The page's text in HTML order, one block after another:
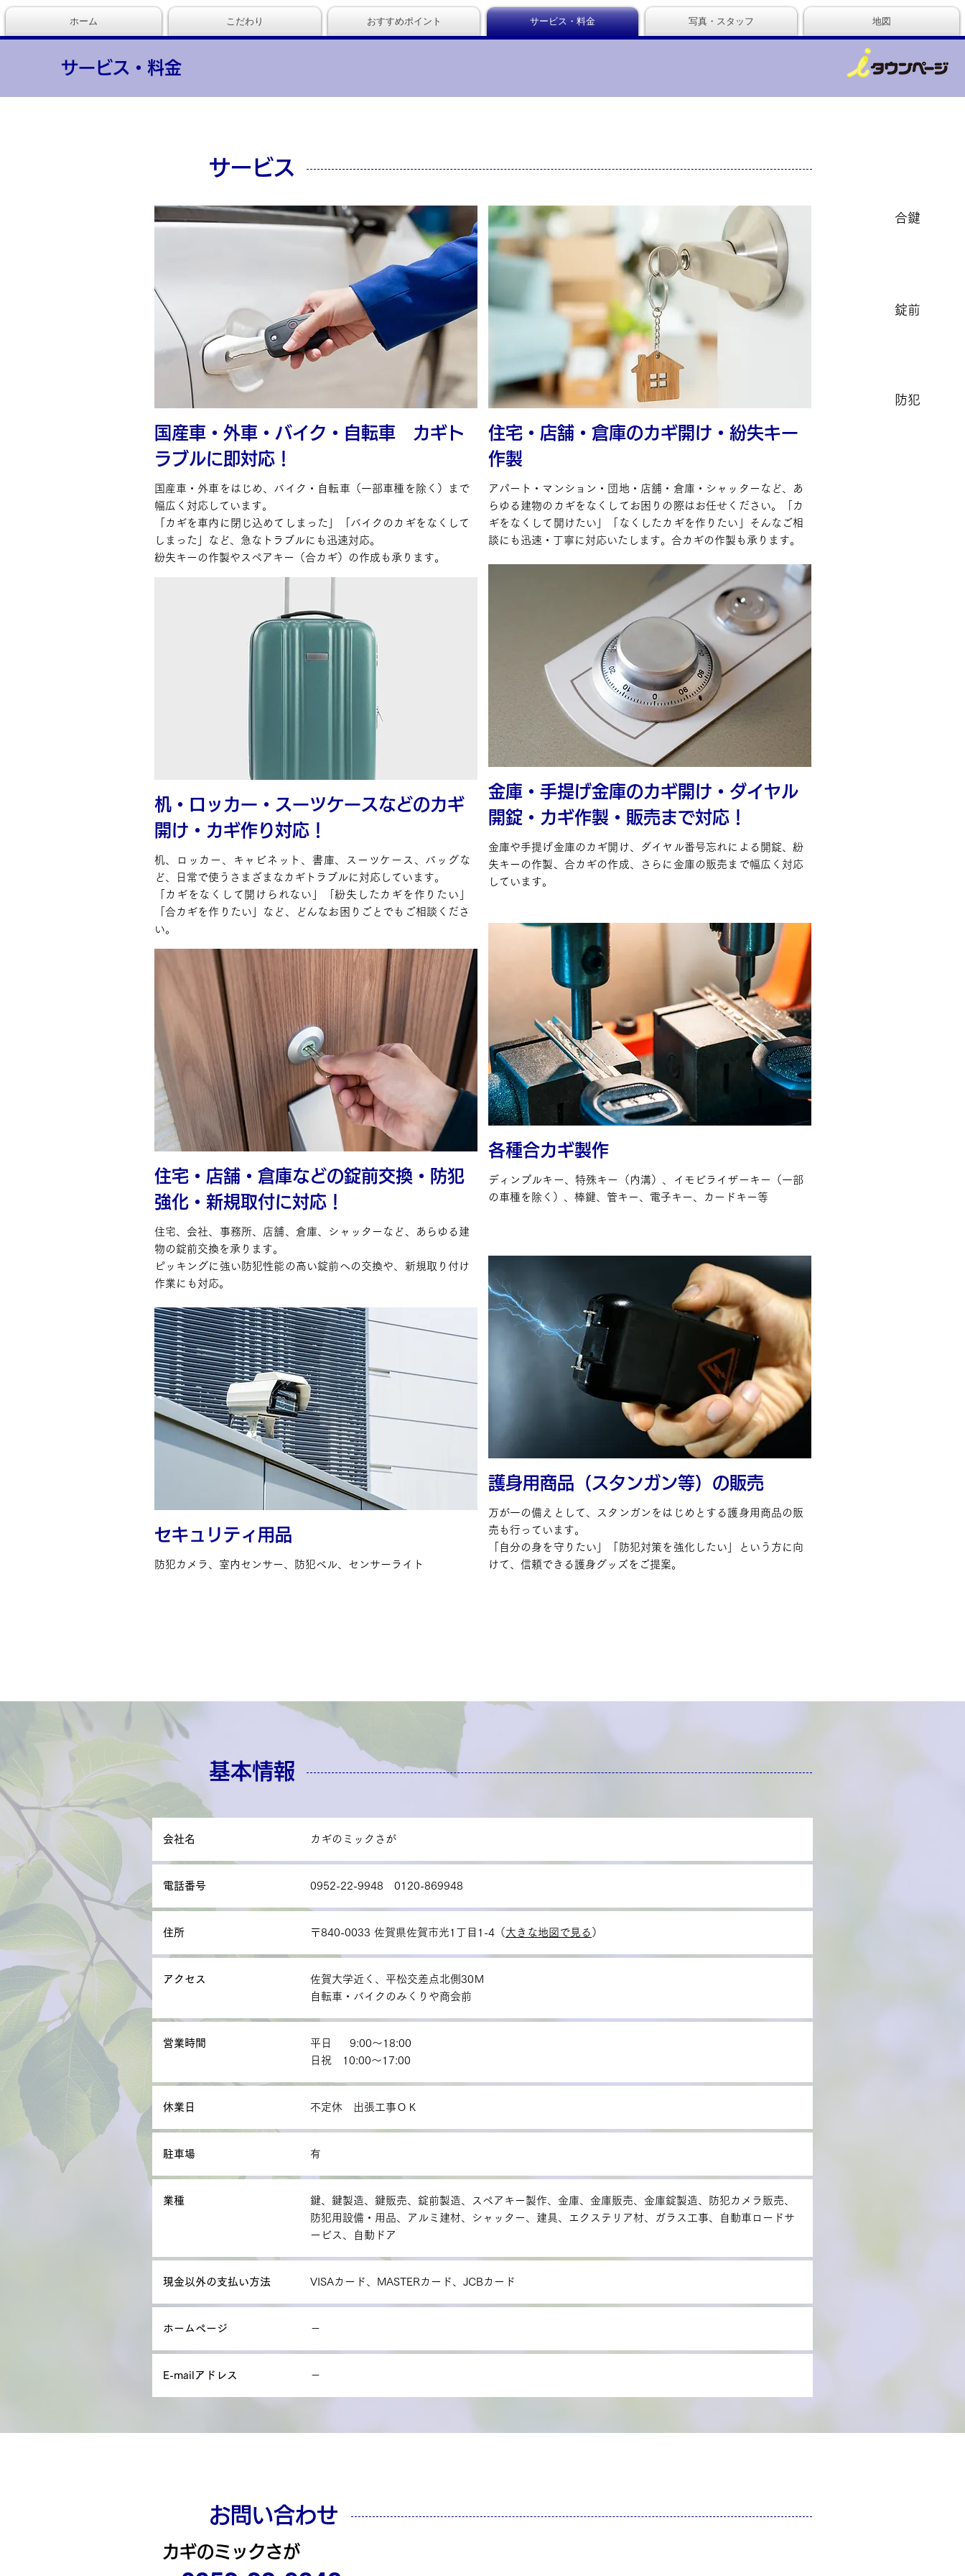
合鍵
錠前
防犯
ホーム こだわり おすすめポイント サービス・料金 写真・スタッフ 地図
サービス・料金
サービス
国産車・外車・バイク・自転車 カギト
ラブルに即対応！
国産車・外車をはじめ、バイク・自転車（一部車種を除く）まで
幅広く対応しています。
「カギを車内に閉じ込めてしまった」「バイクのカギをなくして
しまった」など、急なトラブルにも迅速対応。
紛失キーの作製やスペアキー（合カギ）の作成も承ります。
机・ロッカー・スーツケースなどのカギ
開け・カギ作り対応！
机、ロッカー、キャビネット、書庫、スーツケース、バッグな
ど、日常で使うさまざまなカギトラブルに対応しています。
「カギをなくして開けられない」「紛失したカギを作りたい」
「合カギを作りたい」など、どんなお困りごとでもご相談くださ
い。
住宅・店舗・倉庫などの錠前交換・防犯
強化・新規取付に対応！
住宅、会社、事務所、店舗、倉庫、シャッターなど、あらゆる建
物の錠前交換を承ります。
ピッキングに強い防犯性能の高い錠前への交換や、新規取り付け
作業にも対応。
セキュリティ用品
防犯カメラ、室内センサー、防犯ベル、センサーライト
住宅・店舗・倉庫のカギ開け・紛失キー
作製
アパート・マンション・団地・店舗・倉庫・シャッターなど、あ
らゆる建物のカギをなくしてお困りの際はお任せください。「カ
ギをなくして開けたい」「なくしたカギを作りたい」そんなご相
談にも迅速・丁寧に対応いたします。合カギの作製も承ります。
金庫・手提げ金庫のカギ開け・ダイヤル
開錠・カギ作製・販売まで対応！
金庫や手提げ金庫のカギ開け、ダイヤル番号忘れによる開錠、紛
失キーの作製、合カギの作成、さらに金庫の販売まで幅広く対応
しています。
各種合カギ製作
ディンプルキー、特殊キー（内溝）、イモビライザーキー（一部
の車種を除く）、棒鍵、管キー、電子キー、カードキー等
護身用商品（スタンガン等）の販売
万が一の備えとして、スタンガンをはじめとする護身用商品の販
売も行っています。
「自分の身を守りたい」「防犯対策を強化したい」という方に向
けて、信頼できる護身グッズをご提案。
基本情報
会社名 カギのミックさが
電話番号 0952-22-9948 0120-869948
住所 〒840-0033 佐賀県佐賀市光1丁目1-4（ 大きな地図で見る ）
アクセス
佐賀大学近く、平松交差点北側30Ｍ
自転車・バイクのみくりや商会前
営業時間
平日 9:00～18:00
日祝 10:00～17:00
休業日 不定休 出張工事ＯＫ
駐車場 有
業種
鍵、鍵製造、鍵販売、錠前製造、スペアキー製作、金庫、金庫販売、金庫錠製造、防犯カメラ販売、
防犯用設備・用品、アルミ建材、シャッター、建具、エクステリア材、ガラス工事、自動車ロードサ
ービス、自動ドア
現金以外の支払い方法 VISAカード、MASTERカード、JCBカード
ホームページ －
E-mailアドレス －
お問い合わせ
カギのミックさが